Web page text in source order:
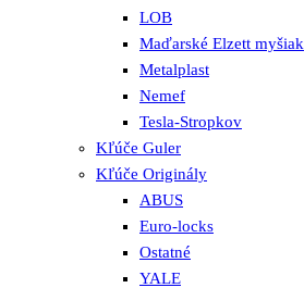
LOB
Maďarské Elzett myšiak
Metalplast
Nemef
Tesla-Stropkov
Kľúče Guler
Kľúče Originály
ABUS
Euro-locks
Ostatné
YALE